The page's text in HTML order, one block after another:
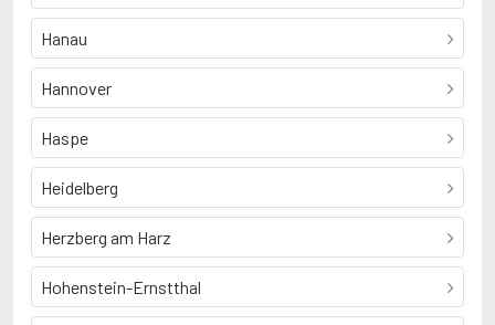
Hanau
Hannover
Haspe
Heidelberg
Herzberg am Harz
Hohenstein-Ernstthal